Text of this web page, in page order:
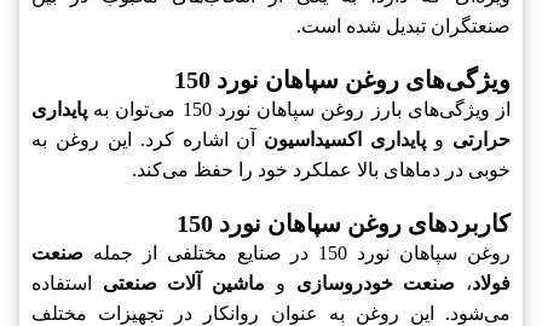
صنعتگران تبدیل شده است.
ویژگی‌های روغن سپاهان نورد 150
از ویژگی‌های بارز روغن سپاهان نورد 150 می‌توان به
پایداری
حرارتی و پایداری اکسیداسیون آن اشاره کرد. این روغن به
خوبی در دماهای بالا عملکرد خود را حفظ می‌کند.
کاربردهای روغن سپاهان نورد 150
روغن سپاهان نورد 150 در صنایع مختلفی از جمله
صنعت
فولاد، صنعت خودروسازی و ماشین آلات صنعتی استفاده
می‌شود. این روغن به عنوان روانکار در تجهیزات مختلف